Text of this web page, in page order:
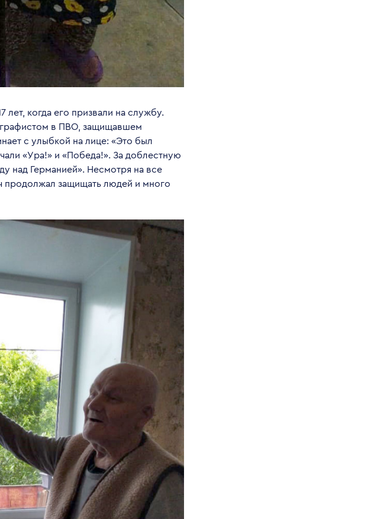
когда его призвали на службу.
в ПВО, защищавшем
с улыбкой на лице: «Это был
«Ура!» и «Победа!». За доблестную
над Германией». Несмотря на все
продолжал защищать людей и много